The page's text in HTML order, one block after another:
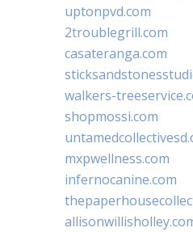
uptonpvd.com
2troublegrill.com
casateranga.com
walkers-
shopmossi.com
mxpwellness.com
infernocanine.com